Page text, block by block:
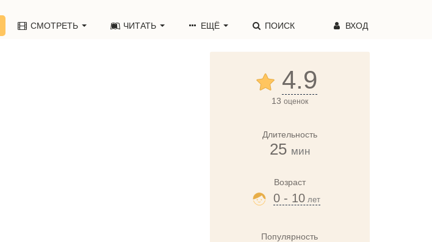
СМОТРЕТЬ ЧИТАТЬ ЕЩЁ ПОИСК ВХОД
4.9
13 оценок
Длительность
25 мин
Возраст
0 - 10 лет
Популярность